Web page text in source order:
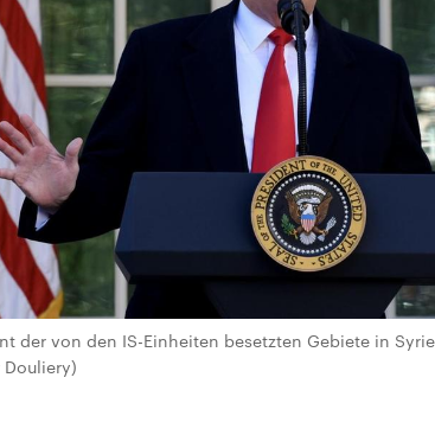
der von den IS-Einheiten besetzten Gebiete in